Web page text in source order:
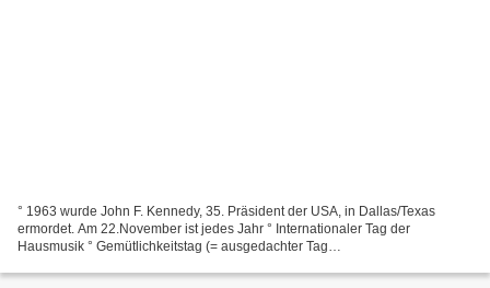
° 1963 wurde John F. Kennedy, 35. Präsident der USA, in Dallas/Texas
ermordet. Am 22.November ist jedes Jahr ° Internationaler Tag der
Hausmusik ° Gemütlichkeitstag (= ausgedachter Tag